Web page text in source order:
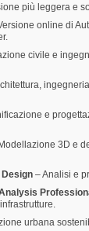
più leggera e
online di
civile e
e
3D e
– Analisi e
urbana